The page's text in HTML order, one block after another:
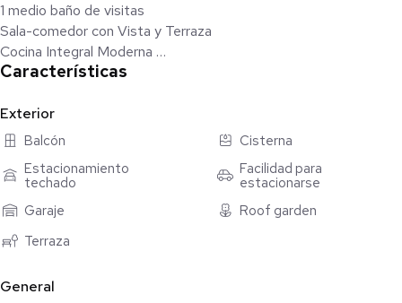
1 medio baño de visitas
Sala-comedor con Vista y Terraza
Cocina Integral Moderna
Antecomedor
Cuarto de servicio con baño
Alacena
1 Bodega
Áreas Comunes
Características
Exterior
Balcón
Cisterna
Estacionamiento
techado
Facilidad para
estacionarse
Garaje
Roof garden
Terraza
General